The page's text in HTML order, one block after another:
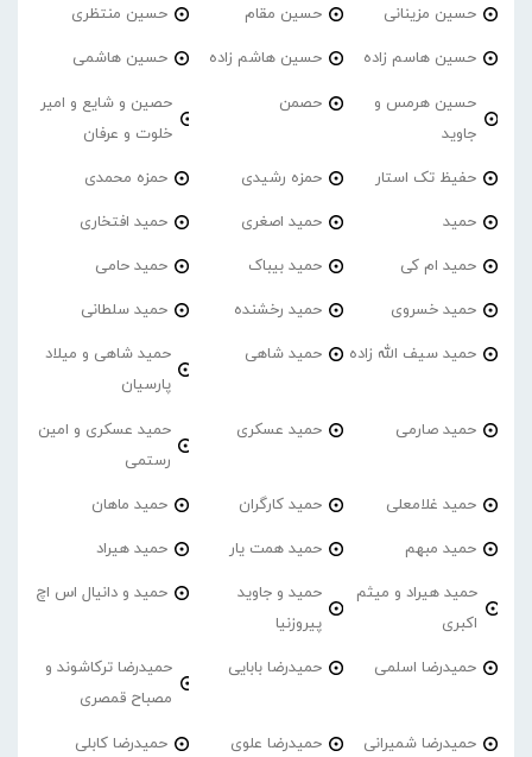
حسین مزینانی حسین مقام حسین منتظری
حسین هاسم زاده حسین هاشم زاده حسین هاشمی
حسین هرمس و
جاوید
حصمن
حصین و شایع و امیر
خلوت و عرفان
حفیظ تک استار حمزه رشیدی حمزه محمدی
حمید حمید اصغری حمید افتخاری
حمید ام کی حمید بیباک حمید حامی
حمید خسروی حمید رخشنده حمید سلطانی
حمید سیف الله زاده حمید شاهی
حمید شاهی و میلاد
پارسیان
حمید صارمی حمید عسکری
حمید عسکری و امین
رستمی
حمید غلامعلی حمید کارگران حمید ماهان
حمید مبهم حمید همت یار حمید هیراد
حمید هیراد و میثم
اکبری
حمید و جاوید
پیروزنیا
حمید و دانیال اس اچ
حمیدرضا اسلمی حمیدرضا بابایی
حمیدرضا ترکاشوند و
مصباح قمصری
حمیدرضا شمیرانی حمیدرضا علوی حمیدرضا کابلی